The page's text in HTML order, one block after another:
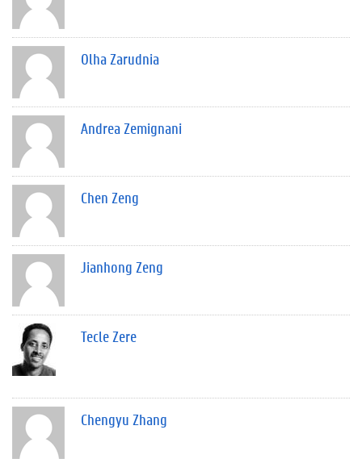
Olha Zarudnia
Andrea Zemignani
Chen Zeng
Jianhong Zeng
Tecle Zere
Chengyu Zhang